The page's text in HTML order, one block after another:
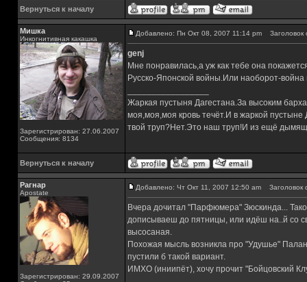
Вернуться к началу
Мишка
Инкогнитивная какашка
Зарегистрирован: 27.06.2007
Сообщения: 8134
Добавлено: Пн Окт 08, 2007 11:14 pm Заголовок
genj
Мне понравилась,а уж как тебе она
Русско-Японской войны.Или наоборот-
Жаркая пустыня Дагестана.За высоким
моя,моя,моя кровь течёт.И в жаркой
твой труп?Нет.Это наш труп!И из ещё
Вернуться к началу
Рагнар
Apostate
Зарегистрирован: 29.09.2007
Добавлено: Чт Окт 11, 2007 12:50 am Заголовок
Вчера дочитал "Парфюмера" Зюскинда...
дописываеш до пятницы, или идёш на..й со
высосаная.
Похожая мысль возникла про "Удушье"
пустили б такой вариант.
ИМХО (иниипёт), хочу прочит "Бойцовский